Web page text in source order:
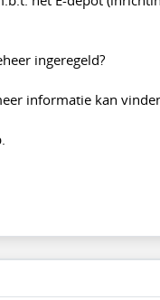
ingeregeld?
informatie kan